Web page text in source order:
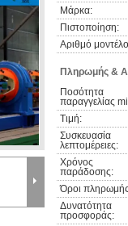
Μάρκα:
Πιστοποίηση:
Αριθμό
Πληρωμής &
Ποσότητα
παραγγελίας
Τιμή:
Συσκευασία
λεπτομέρειες:
Χρόνος
παράδοσης:
Όροι
Δυνατότητα
προσφοράς: